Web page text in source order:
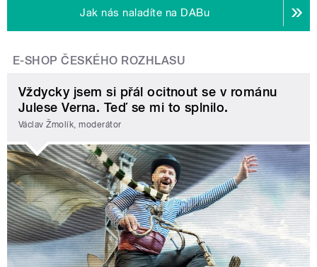
Jak nás naladíte na DABu
E-SHOP ČESKÉHO ROZHLASU
Vždycky jsem si přál ocitnout se v románu
Julese Verna. Teď se mi to splnilo.
Václav Žmolík, moderátor